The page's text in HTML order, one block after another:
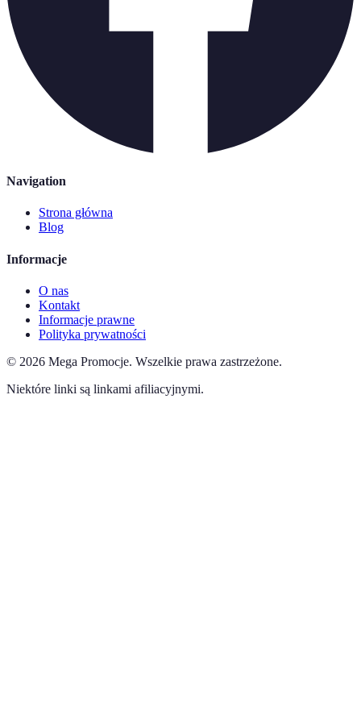
Navigation
Strona główna
Blog
Informacje
O nas
Kontakt
Informacje prawne
Polityka prywatności
© 2026 Mega Promocje. Wszelkie prawa zastrzeżone.
Niektóre linki są linkami afiliacyjnymi.